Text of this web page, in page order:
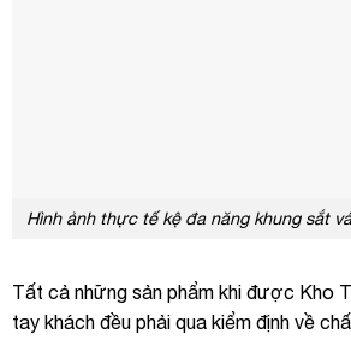
Hình ảnh thực tế kệ đa năng khung sắt
Tất cả những sản phẩm khi được Kho
tay khách đều phải qua kiểm định về